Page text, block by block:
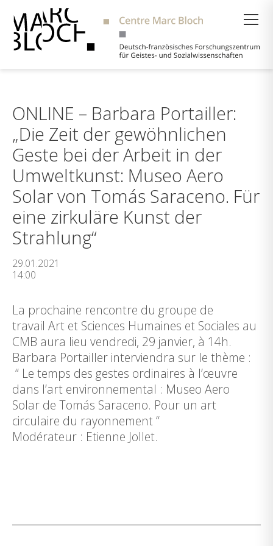
ONLINE – Barbara Portailler:
„Die Zeit der gewöhnlichen
Geste bei der Arbeit in der
Umweltkunst: Museo Aero
Solar von Tomás Saraceno. Für
eine zirkuläre Kunst der
Strahlung“
29.01.2021
14:00
La prochaine rencontre du groupe de
travail Art et Sciences Humaines et Sociales au
CMB aura lieu vendredi, 29 janvier, à 14h.
Barbara Portailler interviendra sur le thème :
“ Le temps des gestes ordinaires à l’œuvre
dans l’art environnemental : Museo Aero
Solar de Tomás Saraceno. Pour un art
circulaire du rayonnement “
Modérateur : Etienne Jollet.